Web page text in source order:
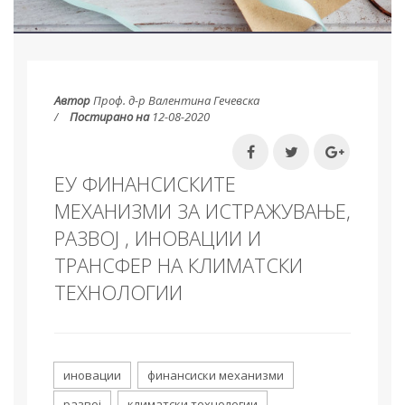
АвторПроф. д-р Валентина Гечевска
Постирано на 12-08-2020
ЕУ ФИНАНСИСКИТЕ
МЕХАНИЗМИ ЗА ИСТРАЖУВАЊЕ,
РАЗВОЈ , ИНОВАЦИИ И
ТРАНСФЕР НА КЛИМАТСКИ
ТЕХНОЛОГИИ
иновации
финансиски механизми